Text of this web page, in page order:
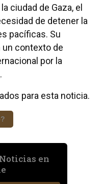
ciudad de Gaza, el
de detener la
pacíficas. Su
contexto de
por la
.
para esta noticia.
en